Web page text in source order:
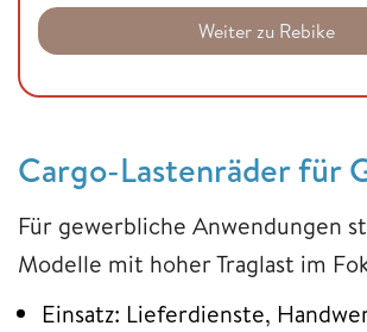
Weiter zu Rebike
Cargo-Lastenräder für
Für gewerbliche Anwendungen
Modelle mit hoher Traglast im
Einsatz: Lieferdienste,